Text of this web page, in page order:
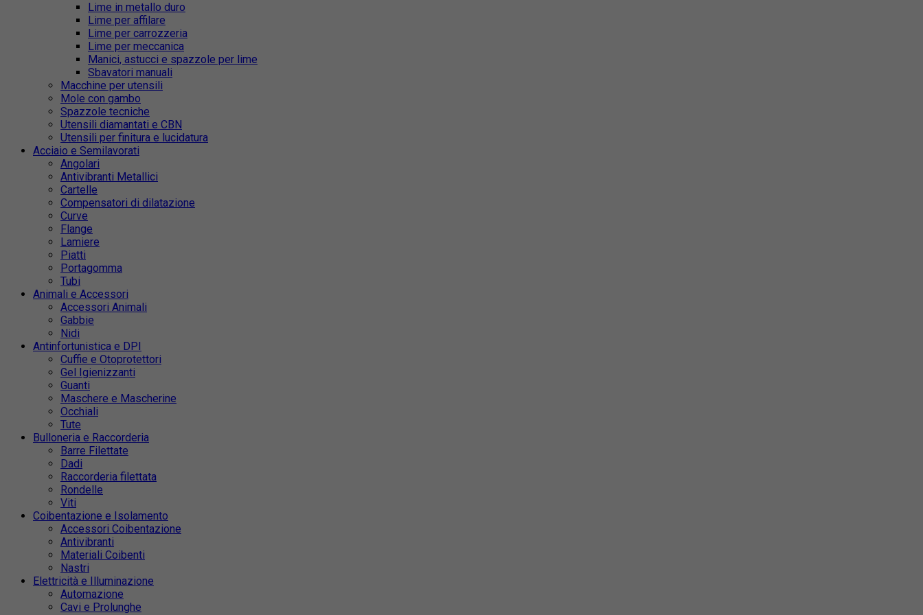
Lime in metallo duro
Lime per affilare
Lime per carrozzeria
Lime per meccanica
Manici, astucci e spazzole per lime
Sbavatori manuali
Macchine per utensili
Mole con gambo
Spazzole tecniche
Utensili diamantati e CBN
Utensili per finitura e lucidatura
Acciaio e Semilavorati
Angolari
Antivibranti Metallici
Cartelle
Compensatori di dilatazione
Curve
Flange
Lamiere
Piatti
Portagomma
Tubi
Animali e Accessori
Accessori Animali
Gabbie
Nidi
Antinfortunistica e DPI
Cuffie e Otoprotettori
Gel Igienizzanti
Guanti
Maschere e Mascherine
Occhiali
Tute
Bulloneria e Raccorderia
Barre Filettate
Dadi
Raccorderia filettata
Rondelle
Viti
Coibentazione e Isolamento
Accessori Coibentazione
Antivibranti
Materiali Coibenti
Nastri
Elettricità e Illuminazione
Automazione
Cavi e Prolunghe